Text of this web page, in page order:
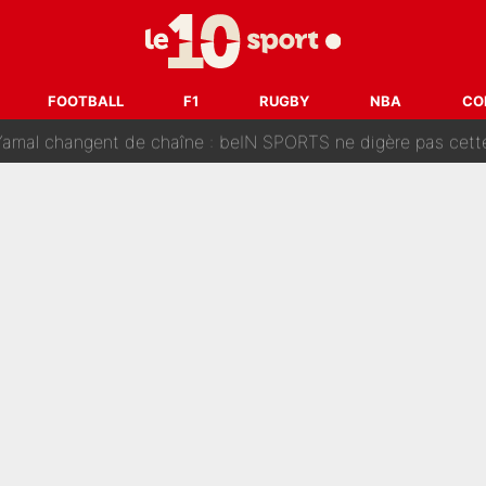
FOOTBALL F1 RUGBY NBA
les recrues espérées par Bruno Genesio et Grégory
: Ces autres joueurs du XV de France pourraient aussi quitter le Stade
changent de chaîne : beIN SPORTS ne digère pas cette décision